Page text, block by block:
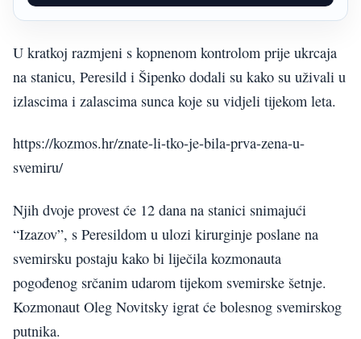
U kratkoj razmjeni s kopnenom kontrolom prije ukrcaja
na stanicu, Peresild i Šipenko dodali su kako su uživali u
izlascima i zalascima sunca koje su vidjeli tijekom leta.
https://kozmos.hr/znate-li-tko-je-bila-prva-zena-u-
svemiru/
Njih dvoje provest će 12 dana na stanici snimajući
“Izazov”, s Peresildom u ulozi kirurginje poslane na
svemirsku postaju kako bi liječila kozmonauta
pogođenog srčanim udarom tijekom svemirske šetnje.
Kozmonaut Oleg Novitsky igrat će bolesnog svemirskog
putnika.